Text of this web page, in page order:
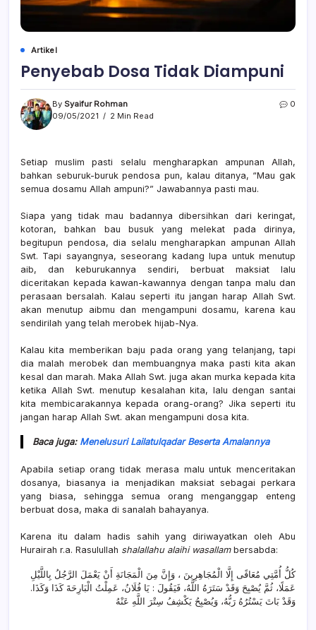
Artikel
Penyebab Dosa Tidak Diampuni
By Syaifur Rohman
09/05/2021
2 Min Read
0
Setiap muslim pasti selalu mengharapkan ampunan Allah,
bahkan seburuk-buruk pendosa pun, kalau ditanya, “Mau gak
semua dosamu Allah ampuni?” Jawabannya pasti mau. ⁣⁣⁣
Siapa yang tidak mau badannya dibersihkan dari keringat,
kotoran, bahkan bau busuk yang melekat pada dirinya,
begitupun pendosa, dia selalu mengharapkan ampunan Allah
Swt. Tapi sayangnya, seseorang kadang lupa untuk menutup
aib, dan keburukannya sendiri, berbuat maksiat lalu
diceritakan kepada kawan-kawannya dengan tanpa malu dan
perasaan bersalah. Kalau seperti itu jangan harap Allah Swt.
akan menutup aibmu dan mengampuni dosamu, karena kau
sendirilah yang telah merobek hijab-Nya. ⁣⁣⁣
Kalau kita memberikan baju pada orang yang telanjang, tapi
dia malah merobek dan membuangnya maka pasti kita akan
kesal dan marah. Maka Allah Swt. juga akan murka kepada kita
ketika Allah Swt. menutup kesalahan kita, lalu dengan santai
kita membicarakannya kepada orang-orang? Jika seperti itu
jangan harap Allah Swt. akan mengampuni dosa kita.
Baca juga: Menelusuri Lailatulqadar Beserta Amalannya
Apabila setiap orang tidak merasa malu untuk menceritakan
dosanya, biasanya ia menjadikan maksiat sebagai perkara
yang biasa, sehingga semua orang menganggap enteng
berbuat dosa, maka di sanalah bahayanya.⁣⁣⁣
Karena itu dalam hadis sahih yang diriwayatkan oleh Abu
Hurairah r.a. Rasulullah shalallahu alaihi wasallambersabda:⁣⁣⁣
كُلُّ أُمَّتِي مُعَافًى إِلَّا الْمُجَاهِرِينَ ، وَإِنَّ مِنَ الْمَجَانَةِ أَنْ يَعْمَلَ الرَّجُلُ بِاللَّيْلِ
عَمَلًا، ثُمَّ يُصْبِحَ وَقَدْ سَتَرَهُ اللَّهُ، فَيَقُولَ : يَا فُلَانُ، عَمِلْتُ الْبَارِحَةَ كَذَا وَكَذَا.